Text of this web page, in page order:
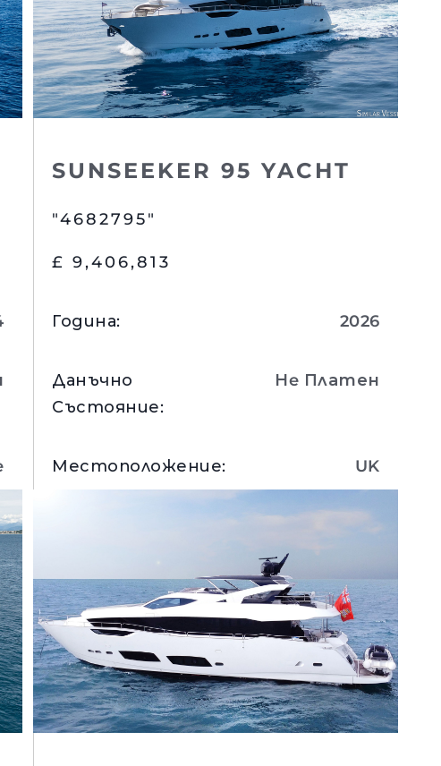
SUNSEEKER 95 YACHT
"4682795"
£ 9,406,813
Година: 2026
Данъчно
Състояние:
Нe Платен
Местоположение: UK